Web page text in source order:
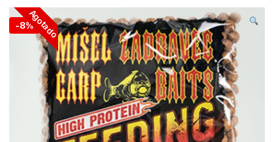
No se pudo cargar el widget de búsqueda.
Inténtalo de nuevo.
Reintentar
Carpfishing Cebos Misel Zadravec